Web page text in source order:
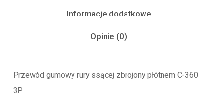
Informacje dodatkowe
Opinie (0)
Przewód gumowy rury ssącej zbrojony płótnem C-360
3P